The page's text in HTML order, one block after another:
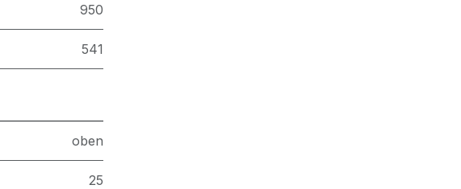
950
541
oben
25